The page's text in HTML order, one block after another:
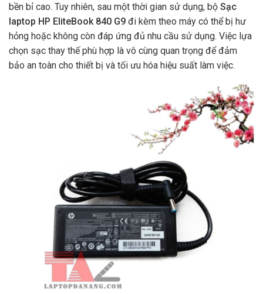
bền bỉ cao. Tuy nhiên, sau một thời gian sử dụng, bộ Sạc
laptop HP EliteBook 840 G9 đi kèm theo máy có thể bị hư
hỏng hoặc không còn đáp ứng đủ nhu cầu sử dụng. Việc lựa
chọn sạc thay thế phù hợp là vô cùng quan trọng để đảm
bảo an toàn cho thiết bị và tối ưu hóa hiệu suất làm việc.